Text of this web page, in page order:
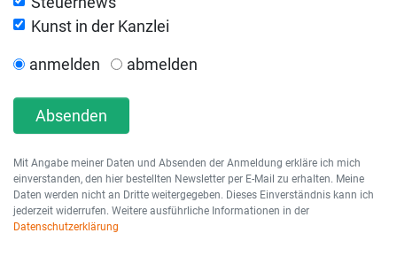
Kunst in der Kanzlei
anmelden abmelden
Absenden
Mit Angabe meiner Daten und Absenden der Anmeldung erkläre ich mich
einverstanden, den hier bestellten Newsletter per E-Mail zu erhalten. Meine
Daten werden nicht an Dritte weitergegeben. Dieses Einverständnis kann ich
jederzeit widerrufen. Weitere ausführliche Informationen in der
Datenschutzerklärung